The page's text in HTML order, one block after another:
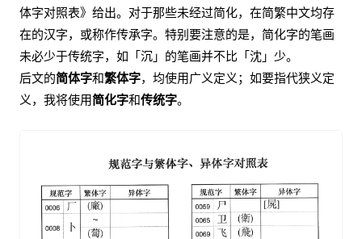
体字对照表》给出。对于那些未经过简化，在简繁中文均存
在的汉字，或称作传承字。特别要注意的是，简化字的笔画
未必少于传统字，如「沉」的笔画并不比「沈」少。
后文的简体字和繁体字，均使用广义定义；如要指代狭义定
义，我将使用简化字和传统字。